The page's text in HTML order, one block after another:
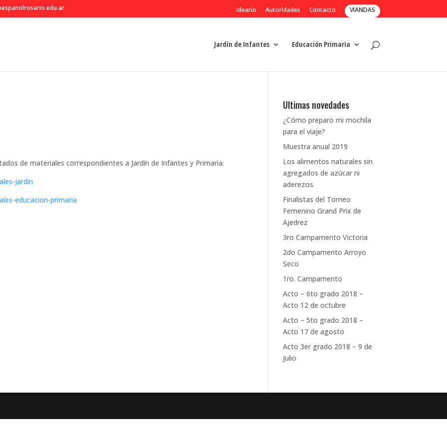
Ideario Autoridades Contacto VIANDAS
Jardín de Infantes Educación Primaria
de materiales correspondientes a Jardín de Infantes y Primaria:
jardin
educacion-primaria
Ultimas novedades
¿Cómo preparo mi mochila
para el viaje?
Muestra anual 2019
Los alimentos naturales sin
agregados de azúcar ni
aderezos
Finalistas del Torneo
Femenino Grand Prix de
Ajedrez
3ro Campamento Victoria
2do Campamento Arroyo
Seco
1ro. Campamento
Acto – 6to grado 2018 –
Acto 12 de octubre
Acto – 5to grado 2018 –
Acto 17 de agosto
Acto 3er grado 2018 – 9 de
Julio